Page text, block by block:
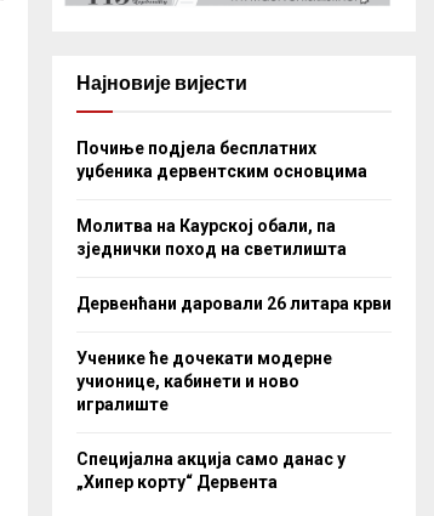
Најновије вијести
Почиње подјела бесплатних
уџбеника дервентским основцима
Молитва на Каурској обали, па
зједнички поход на светилишта
Дервенћани даровали 26 литара крви
Ученике ће дочекати модерне
учионице, кабинети и ново
игралиште
Специјална акција само данас у
„Хипер корту“ Дервента